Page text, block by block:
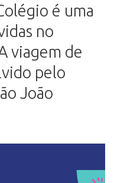
é uma
no
viagem de
pelo
João